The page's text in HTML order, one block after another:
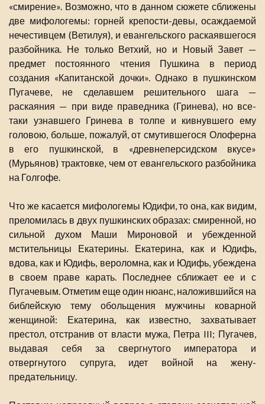
«смирение». Возможно, что в данном сюжете сближены
две мифологемы: горней крепости-девы, осаждаемой
нечестивцем (Ветилуя), и евангельского раскаявшегося
разбойника. Не только Ветхий, но и Новый Завет —
предмет постоянного чтения Пушкина в период
создания «Капитанской дочки». Однако в пушкинском
Пугачеве, не сделавшем решительного шага —
раскаяния — при виде праведника (Гринева), но все-
таки узнавшего Гринева в толпе и кивнувшего ему
головою, больше, пожалуй, от смутившегося Олоферна
в его пушкинской, в «древнеперсидском вкусе»
(Мурьянов) трактовке, чем от евангельского разбойника
на Голгофе.
Что же касается мифологемы Юдифи, то она, как видим,
преломилась в двух пушкинских образах: смиренной, но
сильной духом Маши Мироновой и убежденной
мстительницы Екатерины. Екатерина, как и Юдифь,
вдова, как и Юдифь, вероломна, как и Юдифь, убеждена
в своем праве карать. Последнее сближает ее и с
Пугачевым. Отметим еще один нюанс, наложившийся на
библейскую тему обольщения мужчины коварной
женщиной: Екатерина, как известно, захватывает
престол, отстранив от власти мужа, Петра III; Пугачев,
выдавая себя за свергнутого императора и
отвергнутого супруга, идет войной на жену-
предательницу.